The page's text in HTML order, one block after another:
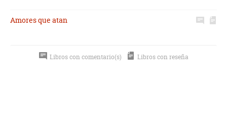
Amores que atan
Libros con comentario(s) Libros con reseña